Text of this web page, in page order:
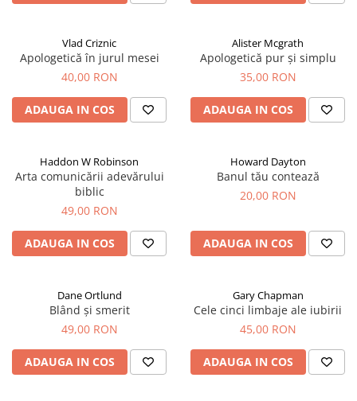
Vlad Criznic
Apologetică în jurul mesei
40,00 RON
ADAUGA IN COS
Alister Mcgrath
Apologetică pur și simplu
35,00 RON
ADAUGA IN COS
Haddon W Robinson
Arta comunicării adevărului
biblic
49,00 RON
ADAUGA IN COS
Howard Dayton
Banul tău contează
20,00 RON
ADAUGA IN COS
Dane Ortlund
Blând și smerit
49,00 RON
ADAUGA IN COS
Gary Chapman
Cele cinci limbaje ale iubirii
45,00 RON
ADAUGA IN COS